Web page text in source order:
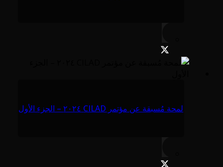
لمحة مُسبقة عن مؤتمر CILAD ٢٠٢٤ – الجزء الأول